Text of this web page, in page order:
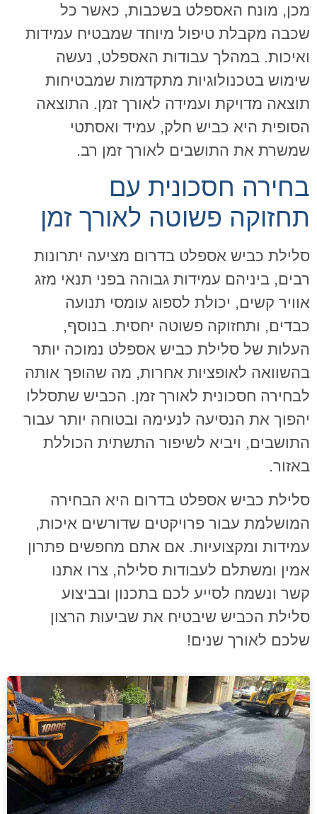
מכן, מונח האספלט בשכבות, כאשר כל
שכבה מקבלת טיפול מיוחד שמבטיח עמידות
ואיכות. במהלך עבודות האספלט, נעשה
שימוש בטכנולוגיות מתקדמות שמבטיחות
תוצאה מדויקת ועמידה לאורך זמן. התוצאה
הסופית היא כביש חלק, עמיד ואסתטי
שמשרת את התושבים לאורך זמן רב.
בחירה חסכונית עם
תחזוקה פשוטה לאורך זמן
סלילת כביש אספלט בדרום מציעה יתרונות
רבים, ביניהם עמידות גבוהה בפני תנאי מזג
אוויר קשים, יכולת לספוג עומסי תנועה
כבדים, ותחזוקה פשוטה יחסית. בנוסף,
העלות של סלילת כביש אספלט נמוכה יותר
בהשוואה לאופציות אחרות, מה שהופך אותה
לבחירה חסכונית לאורך זמן. הכביש שתסללו
יהפוך את הנסיעה לנעימה ובטוחה יותר עבור
התושבים, ויביא לשיפור התשתית הכוללת
באזור.
סלילת כביש אספלט בדרום היא הבחירה
המושלמת עבור פרויקטים שדורשים איכות,
עמידות ומקצועיות. אם אתם מחפשים פתרון
אמין ומשתלם לעבודות סלילה, צרו אתנו
קשר ונשמח לסייע לכם בתכנון ובביצוע
סלילת הכביש שיבטיח את שביעות הרצון
שלכם לאורך שנים!